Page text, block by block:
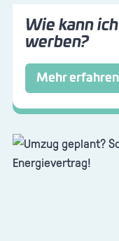
Wie kann
werben?
Mehr erfahren